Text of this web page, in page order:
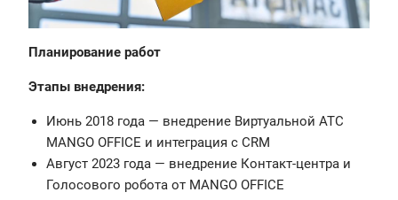
Планирование работ
Этапы внедрения:
Июнь 2018 года — внедрение Виртуальной АТС
MANGO OFFICE и интеграция с CRM
Август 2023 года — внедрение Контакт-центра и
Голосового робота от MANGO OFFICE